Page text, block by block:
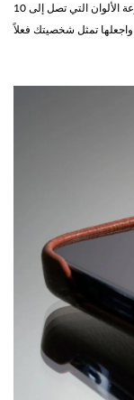
قم بتغيير شكل هاتفك في ثوان. اختر المسكة من مجموعة الألوان التي تصل إلى 10